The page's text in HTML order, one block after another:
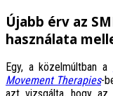
Újabb érv az
használata
Egy, a közelmúltban a
Movement Therapies-